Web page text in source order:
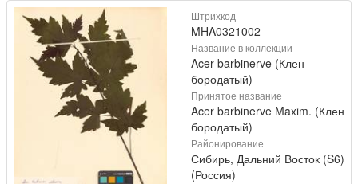
Штрихкод
MHA0321002
Название в коллекции
Acer barbinerve (Клен
бородатый)
Принятое название
Acer barbinerve Maxim. (Клен
бородатый)
Районирование
Сибирь, Дальний Восток (S6)
(Россия)